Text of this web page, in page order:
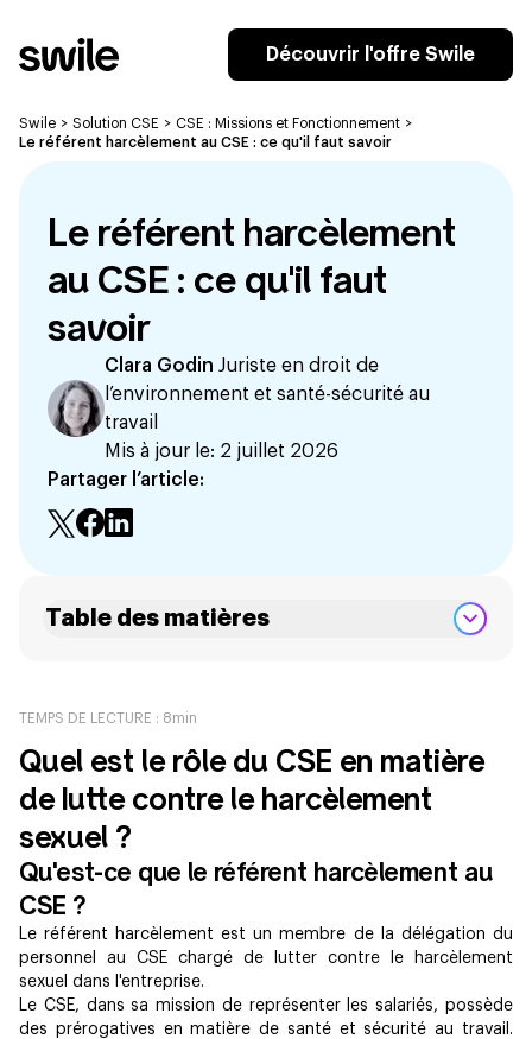
Découvrir l'offre Swile
Swile > Solution CSE > CSE : Missions et Fonctionnement >
Le référent harcèlement au CSE : ce qu'il faut savoir
Le référent harcèlement
au CSE : ce qu'il faut
savoir
Clara Godin Juriste en droit de
l’environnement et santé-sécurité au
travail
Mis à jour le: 2 juillet 2026
Partager l’article:
TEMPS DE LECTURE : 8min
Quel est le rôle du CSE en matière
de lutte contre le harcèlement
sexuel ?
Qu'est-ce que le référent harcèlement au
CSE ?
Le référent harcèlement est un membre de la délégation du
personnel au CSE chargé de lutter contre le harcèlement
sexuel dans l'entreprise.
Le CSE, dans sa mission de représenter les salariés, possède
des prérogatives en matière de santé et sécurité au travail.
Table des matières